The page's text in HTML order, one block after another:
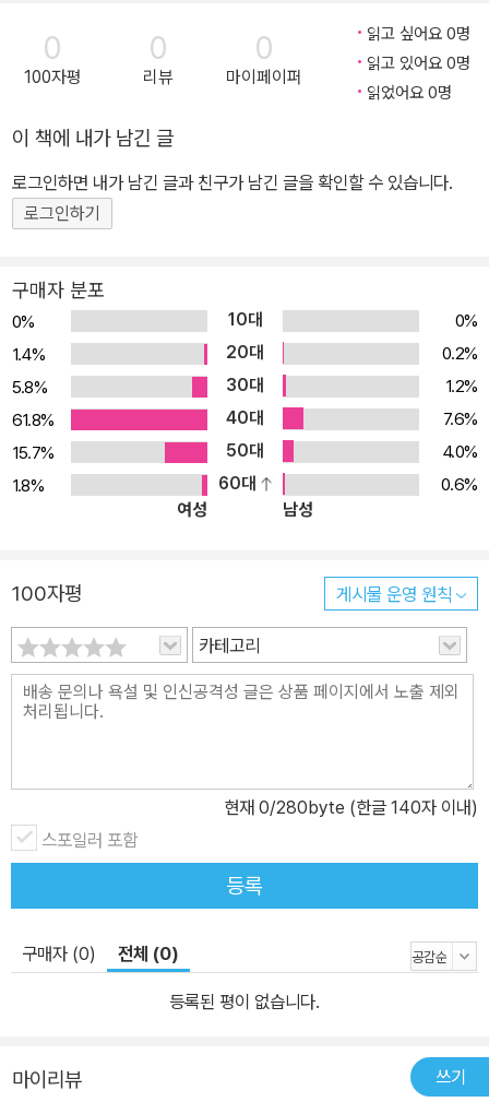
완성하기에 좋습니다.
0
100자평
0
리뷰
0
마이페이퍼
읽고 싶어요 0명
읽고 있어요 0명
읽었어요 0명
이 책에 내가 남긴 글
로그인하면 내가 남긴 글과 친구가 남긴 글을 확인할 수 있습니다.
로그인하기
구매자 분포
0% 10대
0%
1.4%
20대
0.2%
5.8%
30대
1.2%
61.8%
40대
7.6%
15.7%
50대
4.0%
1.8%
60대
0.6%
여성
남성
100자평 게시물 운영 원칙
카테고리
현재 0/280byte (한글 140자 이내)
스포일러 포함
등록
구매자 (0) 전체 (0)
등록된 평이 없습니다.
마이리뷰 쓰기